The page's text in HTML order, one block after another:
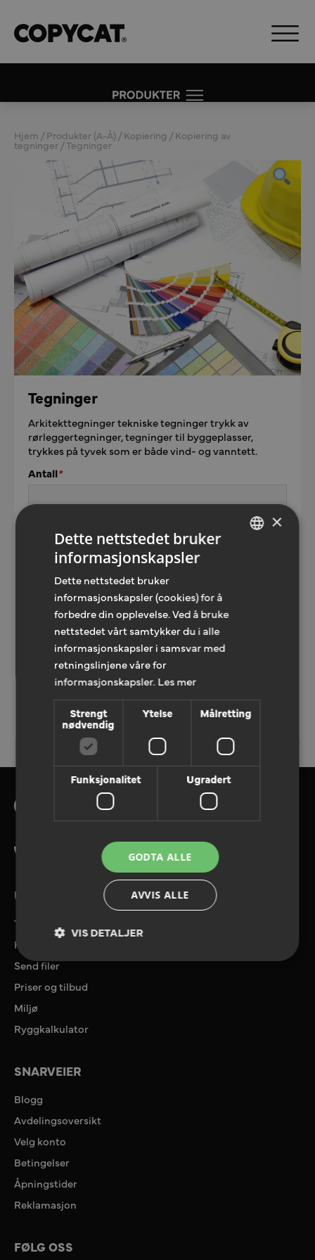
Hjem /Produkter (A-Å) /Kopiering /Kopiering av
tegninger / Tegninger
Tegninger
Arkitekttegninger tekniske tegninger trykk av
rørleggertegninger, tegninger til byggeplasser,
trykkes på tyvek som er både vind- og vanntett.
Antall*
Skriv din kommentar*
LEGG TIL TILBUDFORESPØRSEL
UTVALGTE TJENESTER
Tilbudforespørsel
Referanser
Send filer
Priser og tilbud
Miljø
Ryggkalkulator
SNARVEIER
Blogg
Avdelingsoversikt
Velg konto
Betingelser
Åpningstider
Reklamasjon
FØLG OSS
×
Dette nettstedet bruker
informasjonskapsler
Dette nettstedet bruker
informasjonskapsler (cookies) for å
forbedre din opplevelse. Ved å bruke
nettstedet vårt samtykker du i alle
informasjonskapsler i samsvar med
retningslinjene våre for
informasjonskapsler. Les mer
Strengt
nødvendig
Ytelse Målretting
Funksjonalitet Ugradert
GODTA ALLE
AVVIS ALLE
VIS DETALJER